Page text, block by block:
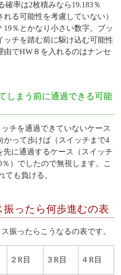
確率は2枚積みなら19.183％
れる可能性を考慮していない）
％とかなり小さい数字。 ブッ
ッチを踏む前に駆け込む可能性
由でHW８を入れるのはナンセ
しまう前に通過できる可能
チを通過できていないケース
かって歩けば（スイッチまで4
先に通過するケース（スイッチ
％）でしたので無視します。こ
ても負ける。
ったら何歩進むの表
振ったらこうなるの表です。
２R目 ３R目 ４R目